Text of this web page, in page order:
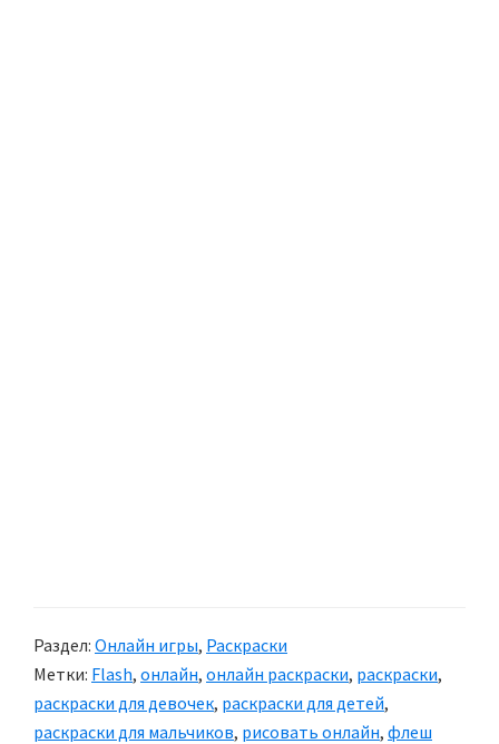
Раздел: Онлайн игры, Раскраски
Метки: Flash, онлайн, онлайн раскраски, раскраски,
раскраски для девочек, раскраски для детей,
раскраски для мальчиков, рисовать онлайн, флеш